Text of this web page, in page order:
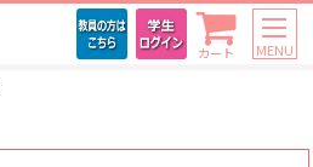
カート MENU